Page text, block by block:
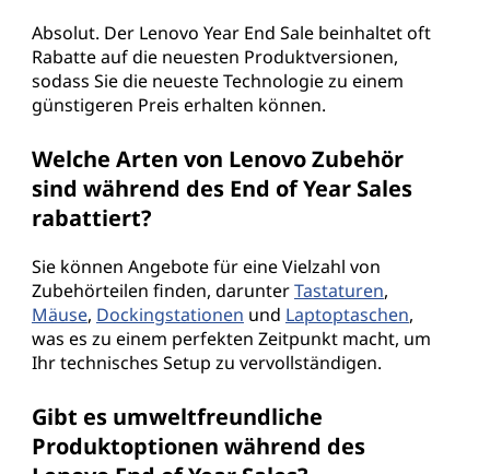
Absolut. Der Lenovo Year End Sale beinhaltet oft
Rabatte auf die neuesten Produktversionen,
sodass Sie die neueste Technologie zu einem
günstigeren Preis erhalten können.
Welche Arten von Lenovo Zubehör
sind während des End of Year Sales
rabattiert?
Sie können Angebote für eine Vielzahl von
Zubehörteilen finden, darunterTastaturen,
Mäuse, Dockingstationen und Laptoptaschen,
was es zu einem perfekten Zeitpunkt macht, um
Ihr technisches Setup zu vervollständigen.
Gibt es umweltfreundliche
Produktoptionen während des